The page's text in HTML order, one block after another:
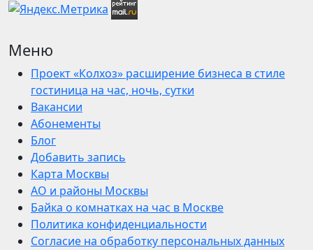
Меню
Проект «Колхоз» расширение бизнеса в стиле
гостиница на час, ночь, сутки
Вакансии
Абонементы
Блог
Добавить запись
Карта Москвы
АО и районы Москвы
Байка о комнатках на час в Москве
Политика конфиденциальности
Согласие на обработку персональных данных